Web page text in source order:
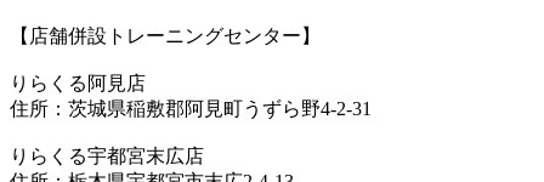
【店舗併設トレーニングセンター】
りらくる阿見店
住所：茨城県稲敷郡阿見町うずら野4-2-31
りらくる宇都宮末広店